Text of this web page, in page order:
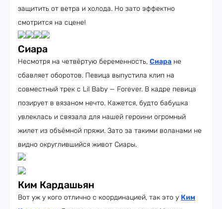
защитить от ветра и холода. Но зато эффектно
смотрится на сцене!
Сиара
Несмотря на четвёртую беременность, Сиара не
сбавляет оборотов. Певица выпустила клип на
совместный трек с Lil Baby — Forever. В кадре певица
позирует в вязаном нечто. Кажется, будто бабушка
увлеклась и связала для нашей героини огромный
жилет из объёмной пряжи. Зато за такими воланами не
видно округлившийся живот Сиары.
Ким Кардашьян
Вот уж у кого отлично с координацией, так это у Ким